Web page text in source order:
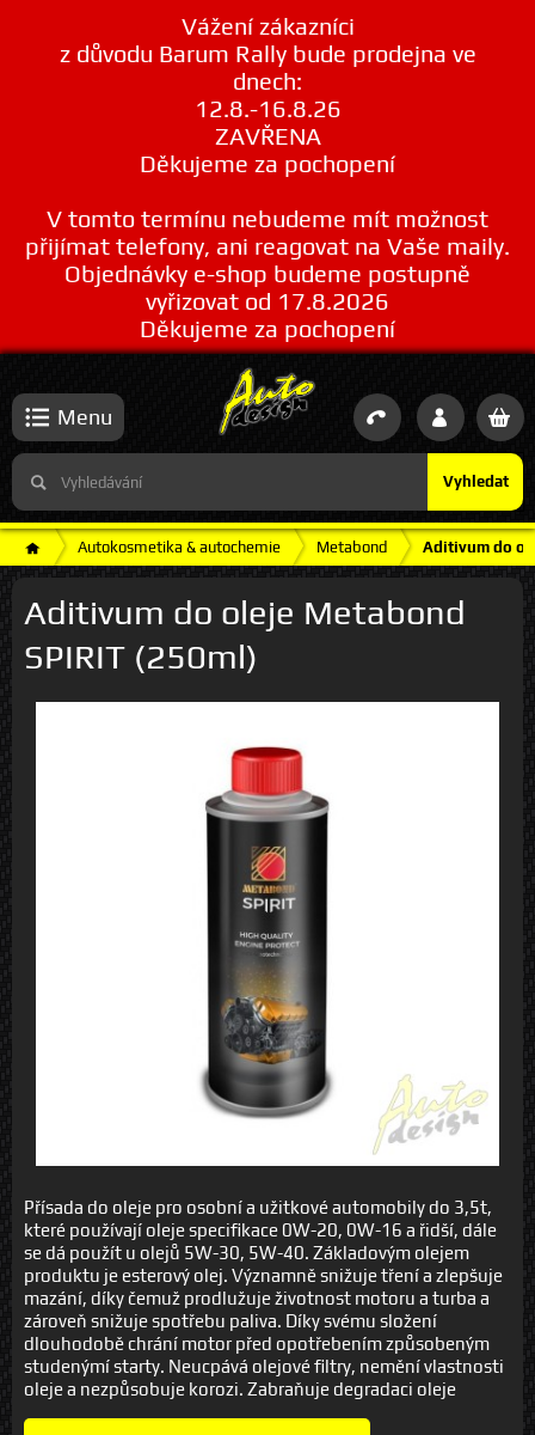
Vážení zákazníci
z důvodu Barum Rally bude prodejna ve
dnech:
12.8.-16.8.26
ZAVŘENA
Děkujeme za pochopení
V tomto termínu nebudeme mít možnost
přijímat telefony, ani reagovat na Vaše maily.
Objednávky e-shop budeme postupně
vyřizovat od 17.8.2026
Děkujeme za pochopení
Vyhledat
Menu
Autokosmetika & autochemie Metabond Aditivum do
Aditivum do oleje Metabond
SPIRIT (250ml)
Přísada do oleje pro osobní a užitkové automobily do 3,5t,
které používají oleje specifikace 0W-20, 0W-16 a řidší, dále
se dá použít u olejů 5W-30, 5W-40. Základovým olejem
produktu je esterový olej. Významně snižuje tření a zlepšuje
mazání, díky čemuž prodlužuje životnost motoru a turba a
zároveň snižuje spotřebu paliva. Díky svému složení
dlouhodobě chrání motor před opotřebením způsobeným
studenýmí starty. Neucpává olejové filtry, nemění vlastnosti
oleje a nezpůsobuje korozi. Zabraňuje degradaci oleje